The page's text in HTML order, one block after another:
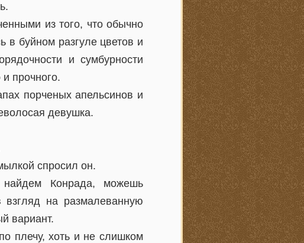
из того, что обычно
в буйном разгуле цветов и
и сумбурности
прочного.
порченых апельсинов и
девушка.
спросил он.
Конрада, можешь
взгляд на размалеванную
вариант.
плечу, хоть и не слишком